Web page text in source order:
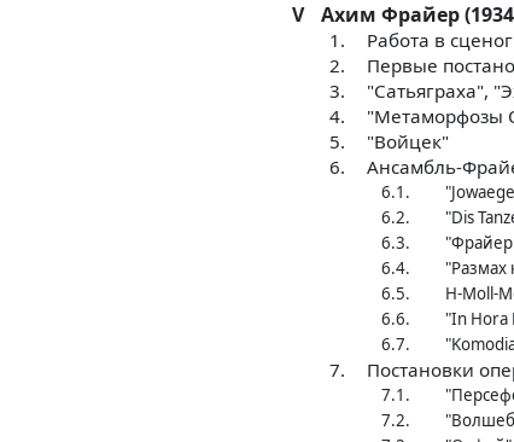
V Ахим Фрайер
1.
Работа в
2.
Первые
3.
"Сатьяграха",
4.
"Метаморфозы
5.
"Войцек"
6.
Ансамбль-
6.1.
6.2.
"Dis
6.3.
"Фрайер
6.4.
"Размах
6.5.
H-Moll-
6.6.
"In Hora
6.7.
7. Постановки
7.1.
7.2.